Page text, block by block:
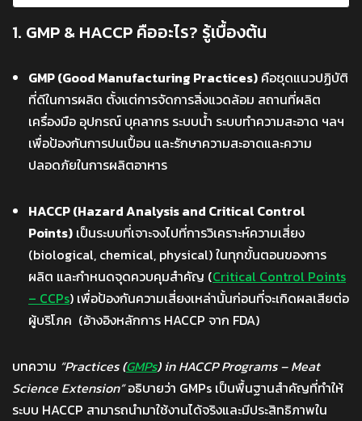
1. GMP & HACCP คืออะไร? รู้เบื้องต้น
GMP (Good Manufacturing Practices) คือชุดแนวปฏิบัติ
ที่ดีในการผลิต ตั้งแต่การจัดการสิ่งแวดล้อม สถานที่ผลิต
เครื่องมือ อุปกรณ์ บุคลากร ระบบน้ำ ระบบทำความสะอาด ฯลฯ
เพื่อป้องกันการปนเปื้อน และรักษาความสะอาดและความ
ปลอดภัยในการผลิตอาหาร
HACCP (Hazard Analysis and Critical Control
Points) เป็นระบบที่เจาะจงไปที่การวิเคราะห์ความเสี่ยง
(biological, chemical, physical) ในทุกขั้นตอนของการ
ผลิต และกำหนดจุดควบคุมสำคัญ (Critical Control Points
– CCPs) เพื่อป้องกันความเสี่ยงเหล่านั้นก่อนที่จะเกิดผลเสียต่อ
ผู้บริโภค (อ้างอิงหลักการ HACCP จาก FDA)
บทความ “Practices (GMPs) in HACCP Programs – Meat
Science Extension”อธิบายว่า GMPs เป็นพื้นฐานสำคัญที่ทำให้
ระบบ HACCP สามารถนำมาใช้งานได้จริงและมีประสิทธิภาพใน